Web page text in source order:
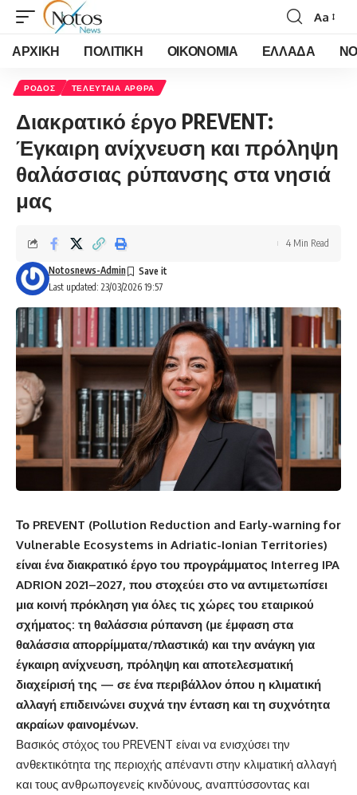
Font
Resizer
Aa
ΑΡΧΙΚΗ ΠΟΛΙΤΙΚΗ ΟΙΚΟΝΟΜΙΑ ΕΛΛΑΔΑ
ΡΟΔΟΣ ΤΕΛΕΥΤΑΙΑ ΑΡΘΡΑ
Διακρατικό έργο PREVENT:
Έγκαιρη ανίχνευση και πρόληψη
θαλάσσιας ρύπανσης στα νησιά
μας
Last updated: 23/03/2026 19:57
Notosnews-Admin
4 Min Read
Το PREVENT (Pollution Reduction and Early-warning for
Vulnerable Ecosystems in Adriatic-Ionian Territories)
είναι ένα διακρατικό έργο του προγράμματος Interreg IPA
ADRION 2021–2027, που στοχεύει στο να αντιμετωπίσει
μια κοινή πρόκληση για όλες τις χώρες του εταιρικού
σχήματος: τη θαλάσσια ρύπανση (με έμφαση στα
θαλάσσια απορρίμματα/πλαστικά) και την ανάγκη για
έγκαιρη ανίχνευση, πρόληψη και αποτελεσματική
διαχείρισή της — σε ένα περιβάλλον όπου η κλιματική
αλλαγή επιδεινώνει συχνά την ένταση και τη συχνότητα
ακραίων φαινομένων.
Βασικός στόχος του PREVENT είναι να ενισχύσει την
ανθεκτικότητα της περιοχής απέναντι στην κλιματική αλλαγή
και τους ανθρωπογενείς κινδύνους, αναπτύσσοντας και